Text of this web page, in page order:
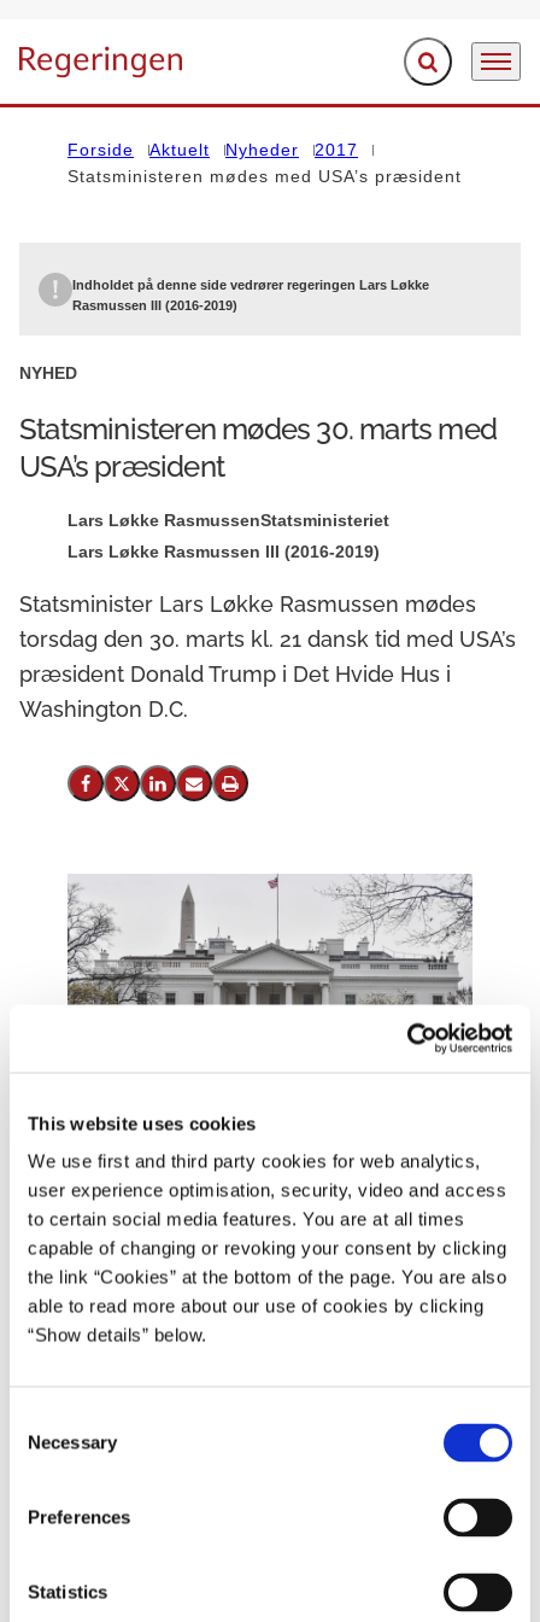
This website uses cookies
We use first and third party cookies for web analytics,
user experience optimisation, security, video and access
to certain social media features. You are at all times
capable of changing or revoking your consent by clicking
the link “Cookies” at the bottom of the page. You are also
able to read more about our use of cookies by clicking
“Show details” below.
Necessary
Preferences
Statistics
Gå til forsiden Fold søgefelt ud
Menu
Forside Aktuelt Nyheder
2017
Statsministeren mødes med USA’s præsident
Indholdet på denne side vedrører regeringen Lars Løkke
Rasmussen III (2016-2019)
NYHED
Statsministeren mødes 30. marts med
USA’s præsident
Lars Løkke RasmussenStatsministeriet
Lars Løkke Rasmussen III (2016-2019)
Statsminister Lars Løkke Rasmussen mødes
torsdag den 30. marts kl. 21 dansk tid med USA’s
præsident Donald Trump i Det Hvide Hus i
Washington D.C.
Del på Facebook
Del på X (Twitter)
Del på LinkedIn
Send email
Print
Statsminister Lars Løkke Rasmussen mødes torsdag den
30. marts med USA’s præsident Donald Trump i Det Hvide
Hus i Washington D.C.
Statsminister Lars Løkke Rasmussen udtaler forud for
mødet:
vores venskab og samarbejde over Atlanten højt. Dette
allierede.
kan fastholde og udbygge det gode forhold mellem vore to